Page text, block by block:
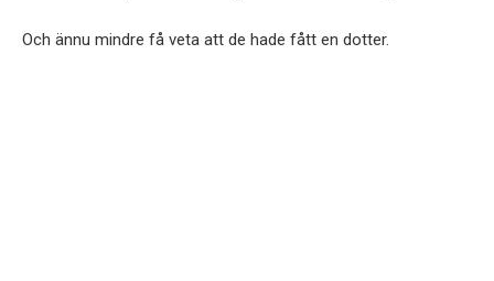
Och ännu mindre få veta att de hade fått en dotter.